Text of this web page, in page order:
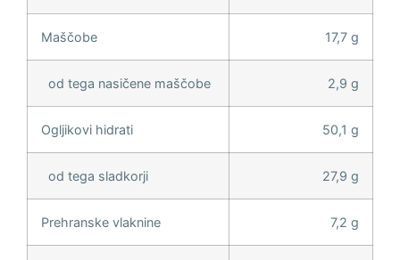
Maščobe 17,7 g
od tega nasičene maščobe 2,9 g
Ogljikovi hidrati 50,1 g
od tega sladkorji 27,9 g
Prehranske vlaknine 7,2 g